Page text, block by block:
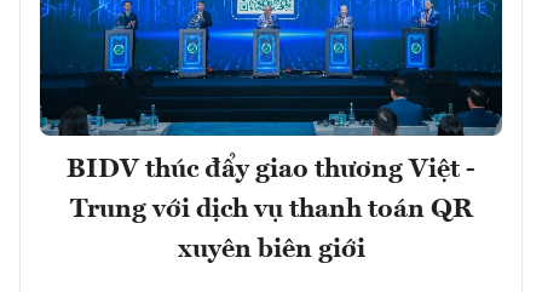
BIDV thúc đẩy giao thương Việt -
Trung với dịch vụ thanh toán QR
xuyên biên giới